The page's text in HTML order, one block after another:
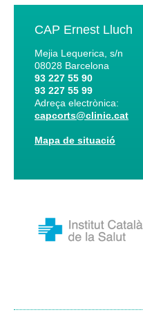
CAP Ernest Lluch
Mejia Lequerica, s/n
08028 Barcelona
93 227 55 90
93 227 55 99
Adreça electrònica:
capcorts@clinic.cat
Mapa de situació